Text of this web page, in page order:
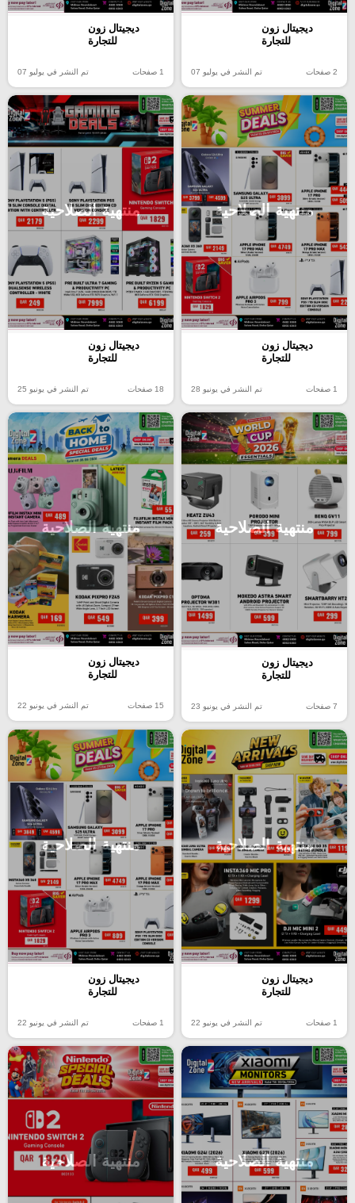
ديجيتال زون
للتجارة
2 صفحات تم النشر في يوليو 07
ديجيتال زون
للتجارة
1 صفحات تم النشر في يوليو 07
منتهية الصلاحية
ديجيتال زون
للتجارة
1 صفحات تم النشر في يونيو 28
منتهية الصلاحية
ديجيتال زون
للتجارة
18 صفحات تم النشر في يونيو 25
منتهية الصلاحية
ديجيتال زون
للتجارة
7 صفحات تم النشر في يونيو 23
منتهية الصلاحية
ديجيتال زون
للتجارة
15 صفحات تم النشر في يونيو 22
منتهية الصلاحية
ديجيتال زون
للتجارة
1 صفحات تم النشر في يونيو 22
منتهية الصلاحية
ديجيتال زون
للتجارة
1 صفحات تم النشر في يونيو 22
منتهية الصلاحية منتهية الصلاحية